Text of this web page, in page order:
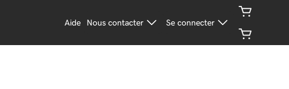
Aide Nous contacter Se connecter